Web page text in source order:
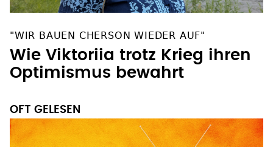
"WIR BAUEN CHERSON WIEDER AUF"
Wie Viktoriia trotz Krieg ihren
Optimismus bewahrt
OFT GELESEN